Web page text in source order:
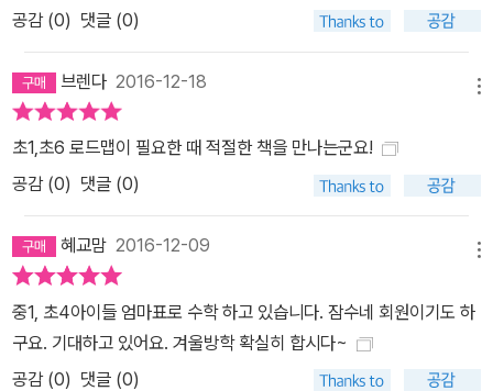
공감 (0) 댓글 (0)
브렌다 2016-12-18
초1,초6 로드맵이 필요한 때 적절한 책을 만나는군요!
공감 (0) 댓글 (0)
혜교맘 2016-12-09
중1, 초4아이들 엄마표로 수학 하고 있습니다. 잠수네 회원이기도 하
구요. 기대하고 있어요. 겨울방학 확실히 합시다~
공감 (0) 댓글 (0)